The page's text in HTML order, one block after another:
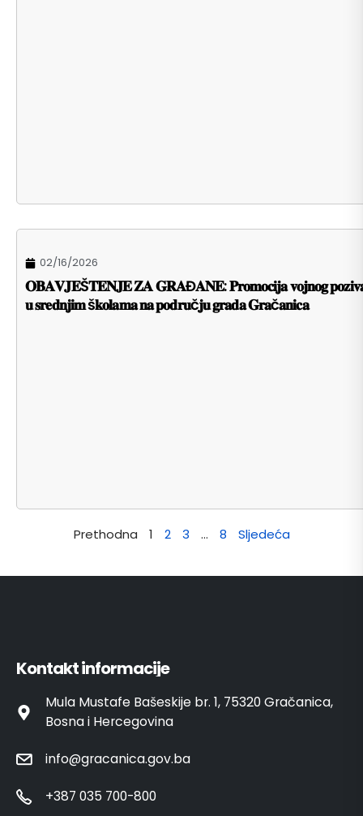
02/16/2026
𝐎𝐁𝐀𝐕𝐉𝐄Š𝐓𝐄𝐍𝐉𝐄 𝐙𝐀 𝐆𝐑𝐀Đ𝐀𝐍𝐄: 𝐏𝐫𝐨𝐦𝐨𝐜𝐢𝐣𝐚 𝐯𝐨𝐣𝐧𝐨𝐠
𝐮 𝐬𝐫𝐞𝐝𝐧𝐣𝐢𝐦 š𝐤𝐨𝐥𝐚𝐦𝐚 𝐧𝐚 𝐩𝐨𝐝𝐫𝐮č𝐣𝐮 𝐠𝐫𝐚𝐝𝐚 𝐆𝐫𝐚č𝐚𝐧𝐢𝐜𝐚
Prethodna 1 2 3 … 8 Sljedeća
Kontakt informacije
Mula Mustafe Bašeskije br. 1, 75320 Gračanica,
Bosna i Hercegovina
info@gracanica.gov.ba
+387 035 700-800